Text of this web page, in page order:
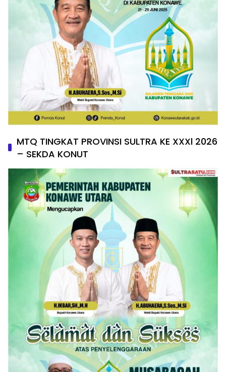
MTQ TINGKAT PROVINSI SULTRA KE XXXl 2026
– SEKDA KONUT